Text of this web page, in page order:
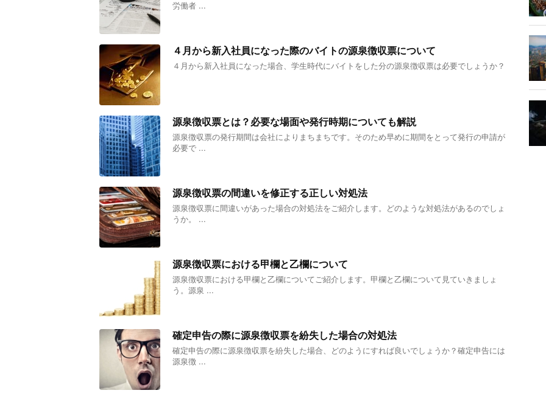
労働者 ...
４月から新入社員になった際のバイトの源泉徴収票について
４月から新入社員になった場合、学生時代にバイトをした分の源泉徴収票は必要でしょうか？
源泉徴収票とは？必要な場面や発行時期についても解説
源泉徴収票の発行期間は会社によりまちまちです。そのため早めに期間をとって発行の申請が
必要で ...
源泉徴収票の間違いを修正する正しい対処法
源泉徴収票に間違いがあった場合の対処法をご紹介します。どのような対処法があるのでしょ
うか。 ...
源泉徴収票における甲欄と乙欄について
源泉徴収票における甲欄と乙欄についてご紹介します。甲欄と乙欄について見ていきましょ
う。源泉 ...
確定申告の際に源泉徴収票を紛失した場合の対処法
確定申告の際に源泉徴収票を紛失した場合、どのようにすれば良いでしょうか？確定申告には
源泉徴 ...